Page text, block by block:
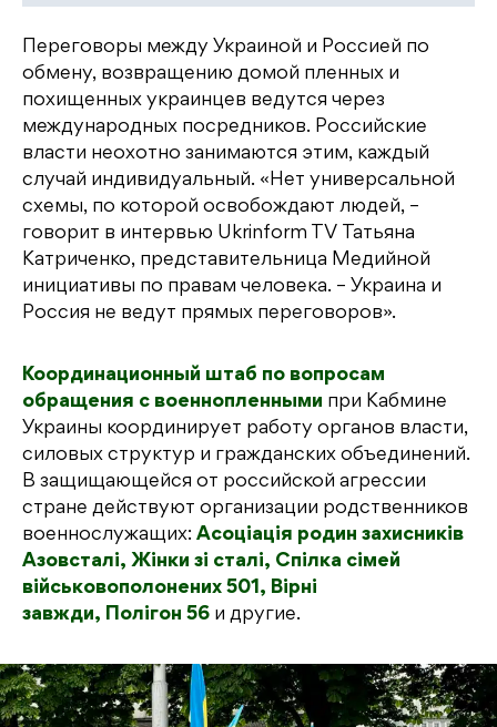
Переговоры между Украиной и Россией по
обмену, возвращению домой пленных и
похищенных украинцев ведутся через
международных посредников. Российские
власти неохотно занимаются этим, каждый
случай индивидуальный. «Нет универсальной
схемы, по которой освобождают людей, –
говорит в интервью Ukrinform TV Татьяна
Катриченко, представительница Медийной
инициативы по правам человека. – Украина и
Россия не ведут прямых переговоров».
Координационный штаб по вопросам
обращения с военнопленными при Кабмине
Украины координирует работу органов власти,
силовых структур и гражданских объединений.
В защищающейся от российской агрессии
стране действуют организации родственников
военнослужащих: Асоціація родин захисників
Азовсталі, Жінки зі сталі, Спілка сімей
військовополонених 501, Вірні
завжди, Полігон 56 и другие.